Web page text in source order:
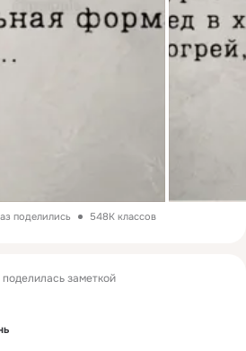
поделились 548K классов
поделилась заметкой